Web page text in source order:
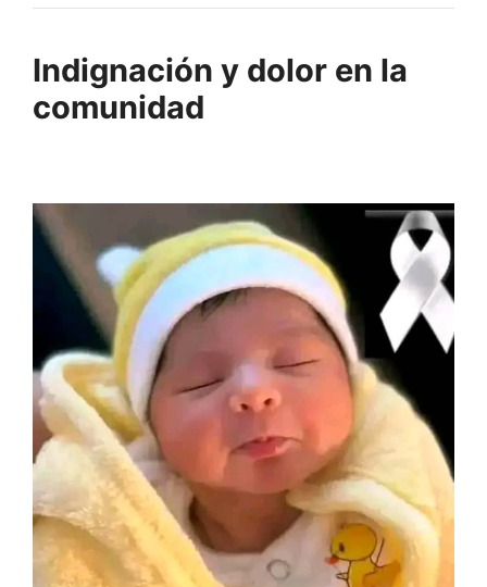
Indignación y dolor en la
comunidad